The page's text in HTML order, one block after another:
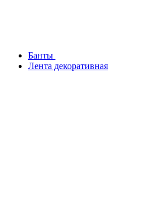
Банты
Лента декоративная